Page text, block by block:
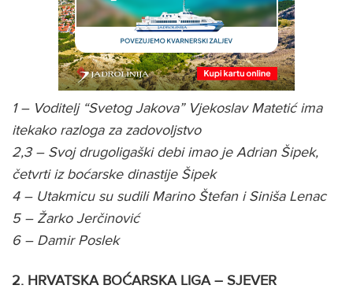
1 – Voditelj “Svetog Jakova” Vjekoslav Matetić ima
itekako razloga za zadovoljstvo
2,3 – Svoj drugoligaški debi imao je Adrian Šipek,
četvrti iz boćarske dinastije Šipek
4 – Utakmicu su sudili Marino Štefan i Siniša Lenac
5 – Žarko Jerčinović
6 – Damir Poslek
2. HRVATSKA BOĆARSKA LIGA – SJEVER